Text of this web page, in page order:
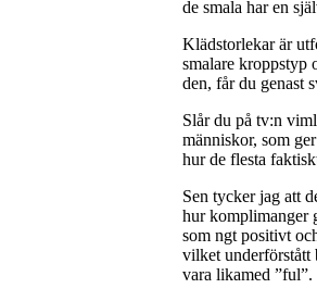
de smala har en
Klädstorlekar är
smalare kroppstyp
den, får du genast
Slår du på tv:n
människor, som
hur de flesta
Sen tycker jag att
hur komplimanger
som ngt positivt
vilket underförstått
vara likamed ”ful”.